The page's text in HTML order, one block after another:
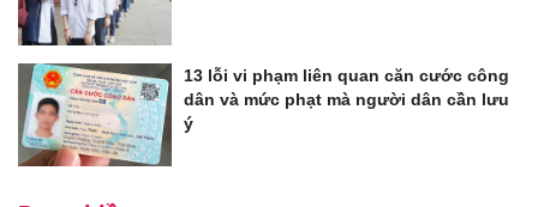
13 lỗi vi phạm liên quan căn cước công
dân và mức phạt mà người dân cần lưu
ý